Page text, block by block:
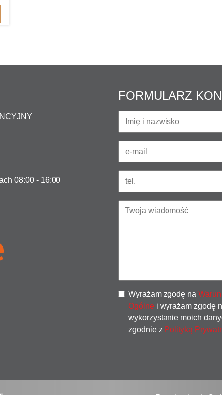
08:00 - 16:00
FORMULARZ
Wyrażam zgodę na
Ogólne i wyrażam zgodę
wykorzystanie moich
zgodnie z Polityką